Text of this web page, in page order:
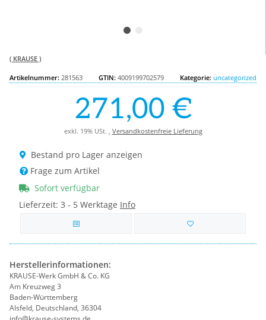
( KRAUSE )
Artikelnummer: 281563 GTIN: 4009199702579 Kategorie: uncategorized
271,00 €
exkl. 19% USt. , Versandkostenfreie Lieferung
Bestand pro Lager anzeigen
Frage zum Artikel
Sofort verfügbar
Lieferzeit: 3 - 5 Werktage Info
Herstellerinformationen:
KRAUSE-Werk GmbH & Co. KG
Am Kreuzweg 3
Baden-Württemberg
Alsfeld, Deutschland, 36304